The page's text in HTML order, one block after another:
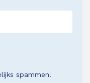
spammen!